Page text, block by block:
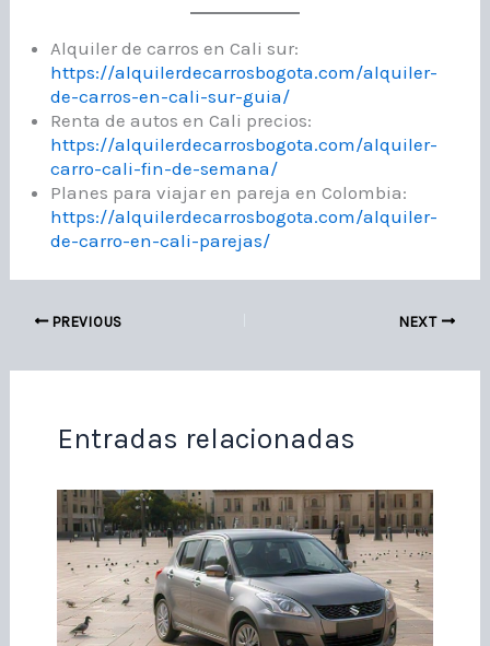
Alquiler de carros en Cali sur:
https://alquilerdecarrosbogota.com/alquiler-
de-carros-en-cali-sur-guia/
Renta de autos en Cali precios:
https://alquilerdecarrosbogota.com/alquiler-
carro-cali-fin-de-semana/
Planes para viajar en pareja en Colombia:
https://alquilerdecarrosbogota.com/alquiler-
de-carro-en-cali-parejas/
PREVIOUS NEXT
Entradas relacionadas